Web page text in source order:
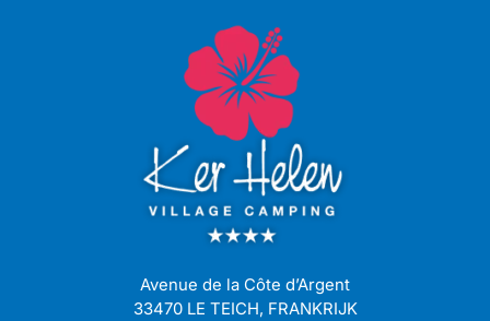
Avenue de la Côte d’Argent
33470 LE TEICH, FRANKRIJK